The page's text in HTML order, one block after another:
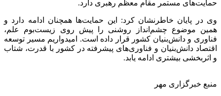
حمایت‌های مستمر مقام معظم رهبری دارد.
وی در پایان خاطرنشان کرد: این حمایت‌ها همچنان ادامه دارد و
همین موضوع چشم‌انداز روشنی را پیش روی زیست‌بوم علم،
فناوری و دانش‌بنیان کشور قرار داده است. امیدواریم مسیر توسعه
اقتصاد دانش‌بنیان و فناوری‌های پیشرفته در کشور با قدرت، شتاب
و اثربخشی بیشتری ادامه یابد.
منبع خبرگزاری مهر